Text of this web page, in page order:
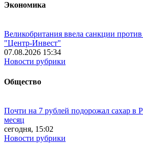
Экономика
Великобритания ввела санкции против
"Центр-Инвест"
07.08.2026 15:34
Новости рубрики
Общество
Почти на 7 рублей подорожал сахар в
месяц
сегодня, 15:02
Новости рубрики